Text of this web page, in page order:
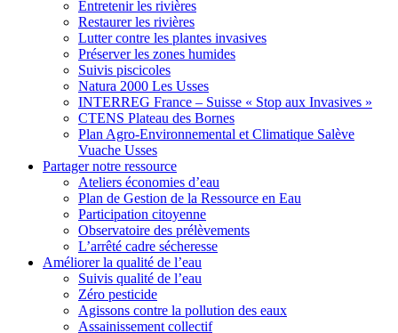
Entretenir les rivières
Restaurer les rivières
Lutter contre les plantes invasives
Préserver les zones humides
Suivis piscicoles
Natura 2000 Les Usses
INTERREG France – Suisse « Stop aux Invasives »
CTENS Plateau des Bornes
Plan Agro-Environnemental et Climatique Salève
Vuache Usses
Partagernotre ressource
Ateliers économies d’eau
Plan de Gestion de la Ressource en Eau
Participation citoyenne
Observatoire des prélèvements
L’arrêté cadre sécheresse
Améliorerla qualité de l’eau
Suivis qualité de l’eau
Zéro pesticide
Agissons contre la pollution des eaux
Assainissement collectif